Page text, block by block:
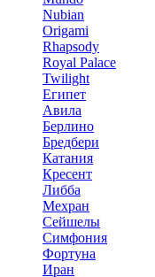
Nubian
Origami
Rhapsody
Royal Palace
Twilight
Египет
Авила
Берлино
Бредбери
Катания
Кресент
Либба
Мехран
Сейшелы
Симфония
Фортуна
Иран